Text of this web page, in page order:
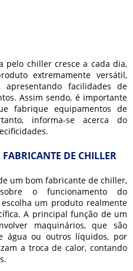
pelo chiller cresce a cada dia,
extremamente versátil,
facilidades de
Assim sendo, é importante
fabrique equipamentos de
informa-se acerca do
DE CHILLER
um bom fabricante de chiller,
o funcionamento do
um produto realmente
A principal função de um
maquinários, que são
água ou outros líquidos, por
a troca de calor, contando